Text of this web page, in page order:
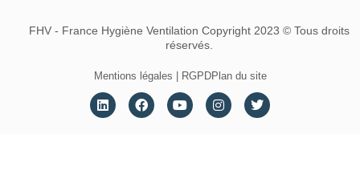
FHV - France Hygiène Ventilation Copyright 2023 © Tous droits
réservés.
Mentions légales | RGPDPlan du site